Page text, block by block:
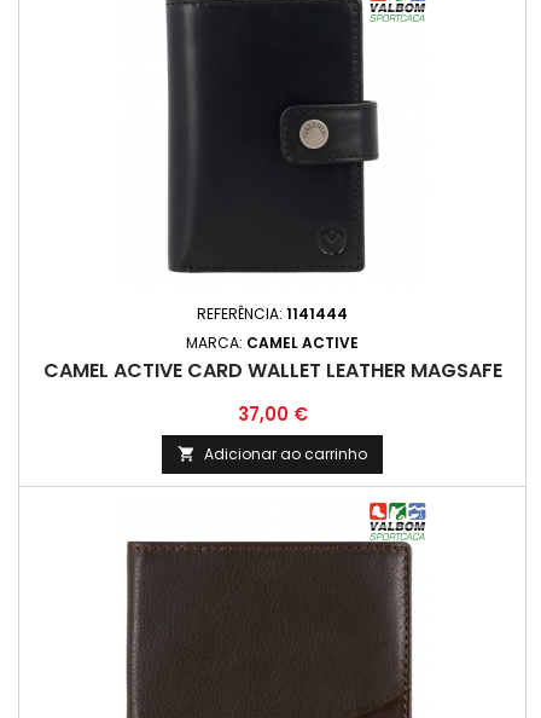
REFERÊNCIA: 1141444
MARCA: CAMEL ACTIVE
CAMEL ACTIVE CARD WALLET LEATHER MAGSAFE
Preço
37,00 €
 Adicionar ao carrinho